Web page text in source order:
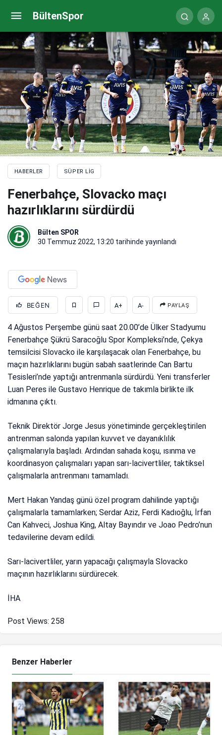
BültenSpor
HABERLER SÜPER LIG
Fenerbahçe, Slovacko maçı
hazırlıklarını sürdürdü
Bülten SPOR
30 Temmuz 2022, 13:20 tarihinde yayınlandı
BEĞEN A+ A- PAYLAŞ
4 Ağustos Perşembe günü saat 20.00’de Ülker Stadyumu
Fenerbahçe Şükrü Saracoğlu Spor Kompleksi’nde, Çekya
temsilcisi Slovacko ile karşılaşacak olan Fenerbahçe, bu
maçın hazırlıklarını bugün sabah saatlerinde Can Bartu
Tesisleri’nde yaptığı antrenmanla sürdürdü. Yeni transferler
Luan Peres ile Gustavo Henrique de takımla birlikte ilk
idmanına çıktı.
Teknik Direktör Jorge Jesus yönetiminde gerçekleştirilen
antrenman salonda yapılan kuvvet ve dayanıklılık
çalışmalarıyla başladı. Ardından sahada koşu, ısınma ve
koordinasyon çalışmaları yapan sarı-lacivertliler, taktiksel
çalışmalarla antrenmanı tamamladı.
Mert Hakan Yandaş günü özel program dahilinde yaptığı
çalışmalarla tamamlarken; Serdar Aziz, Ferdi Kadıoğlu, İrfan
Can Kahveci, Joshua King, Altay Bayındır ve Joao Pedro’nun
tedavilerine devam edildi.
Sarı-lacivertliler, yarın yapacağı çalışmayla Slovacko
maçının hazırlıklarını sürdürecek.
İHA
Post Views: 258
Benzer Haberler
Başakşehir’de yüzler gülüyor